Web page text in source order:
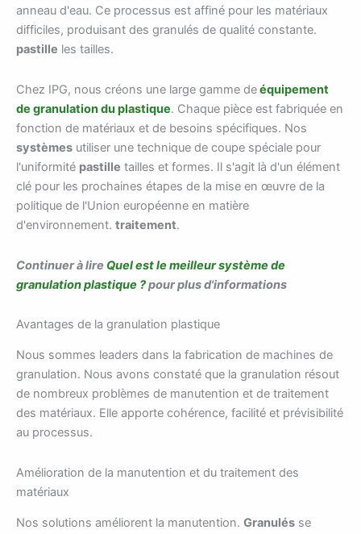
anneau d'eau. Ce processus est affiné pour les matériaux
difficiles, produisant des granulés de qualité constante.
pastille les tailles.
Chez IPG, nous créons une large gamme deéquipement
de granulation du plastique. Chaque pièce est fabriquée en
fonction de matériaux et de besoins spécifiques. Nos
systèmes utiliser une technique de coupe spéciale pour
l'uniformité pastille tailles et formes. Il s'agit là d'un élément
clé pour les prochaines étapes de la mise en œuvre de la
politique de l'Union européenne en matière
d'environnement. traitement.
Continuer à lire Quel est le meilleur système de
granulation plastique ?pour plus d'informations
Avantages de la granulation plastique
Nous sommes leaders dans la fabrication de machines de
granulation. Nous avons constaté que la granulation résout
de nombreux problèmes de manutention et de traitement
des matériaux. Elle apporte cohérence, facilité et prévisibilité
au processus.
Amélioration de la manutention et du traitement des
matériaux
Nos solutions améliorent la manutention. Granulés se